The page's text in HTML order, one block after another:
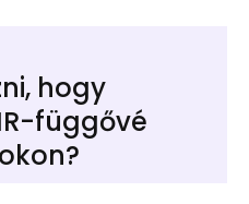
hogy
függővé